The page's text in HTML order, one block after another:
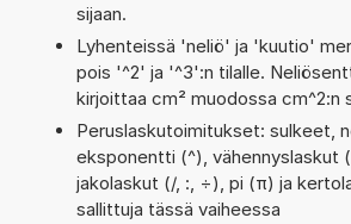
sijaan.
Lyhenteissä 'neliö' ja 'kuutio'
pois '^2' ja '^3':n tilalle.
kirjoittaa cm² muodossa cm^2:n
Peruslaskutoimitukset: sulkeet,
eksponentti (^), vähennyslaskut
jakolaskut (/, :, ÷), pi (π) ja
sallittuja tässä vaiheessa